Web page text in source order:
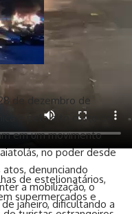
de estelionatários,
supermercados e
de dezembro de
e pelo alto custo de
em um movimento
no poder desde
denunciando
a mobilização, o
janeiro, dificultando a